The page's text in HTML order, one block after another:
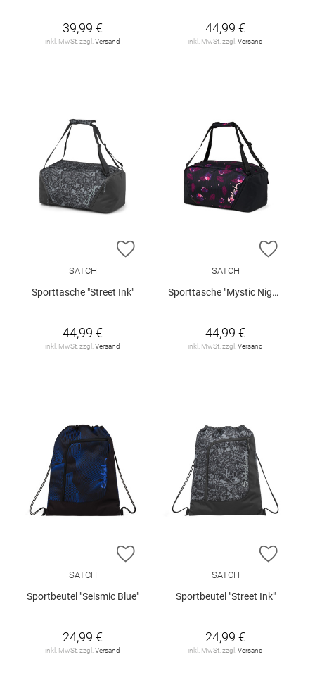
39,99 €
inkl. MwSt. zzgl. Versand
44,99 €
inkl. MwSt. zzgl. Versand
ZUR WUNSCHLISTE HINZUFÜGEN
SATCH
Sporttasche "Street Ink"
44,99 €
inkl. MwSt. zzgl. Versand
ZUR
SATCH
Sporttasche "Mystic Nights"
44,99 €
inkl. MwSt. zzgl. Versand
ZUR WUNSCHLISTE HINZUFÜGEN
SATCH
Sportbeutel "Seismic Blue"
24,99 €
inkl. MwSt. zzgl.Versand
ZUR
SATCH
Sportbeutel "Street Ink"
24,99 €
inkl. MwSt. zzgl.Versand